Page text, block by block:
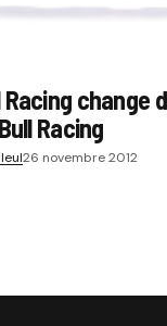
Racing change
Racing
26 novembre 2012